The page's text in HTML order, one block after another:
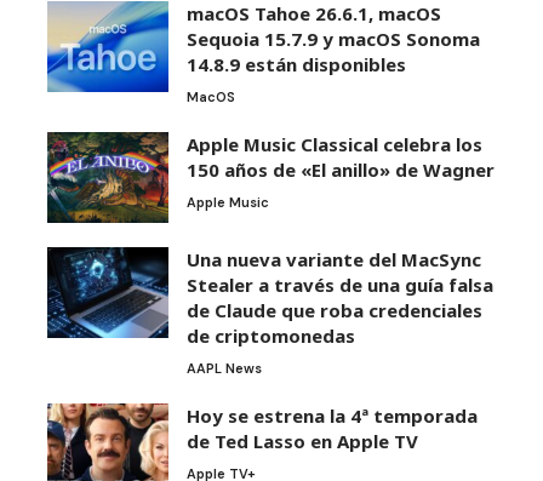
macOS Tahoe 26.6.1, macOS
Sequoia 15.7.9 y macOS Sonoma
14.8.9 están disponibles
MacOS
Apple Music Classical celebra los
150 años de «El anillo» de Wagner
Apple Music
Una nueva variante del MacSync
Stealer a través de una guía falsa
de Claude que roba credenciales
de criptomonedas
AAPL News
Hoy se estrena la 4ª temporada
de Ted Lasso en Apple TV
Apple TV+